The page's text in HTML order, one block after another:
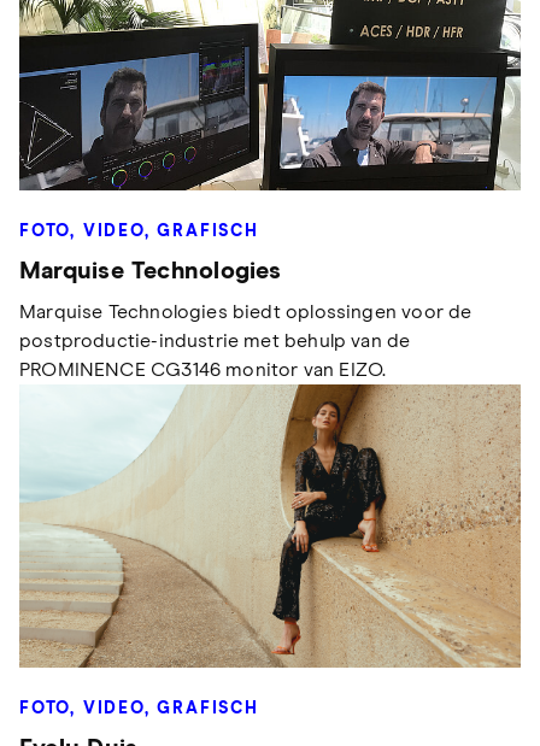
FOTO, VIDEO, GRAFISCH
Marquise Technologies
Marquise Technologies biedt oplossingen voor de
postproductie-industrie met behulp van de
PROMINENCE CG3146 monitor van EIZO.
FOTO, VIDEO, GRAFISCH